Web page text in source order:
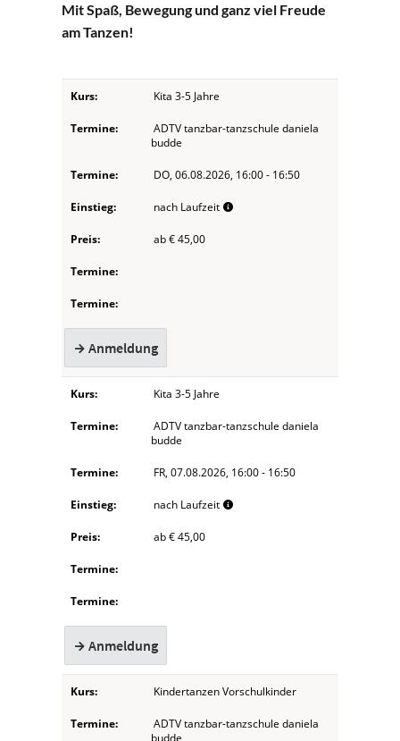
Mit Spaß, Bewegung und ganz viel Freude
am Tanzen!